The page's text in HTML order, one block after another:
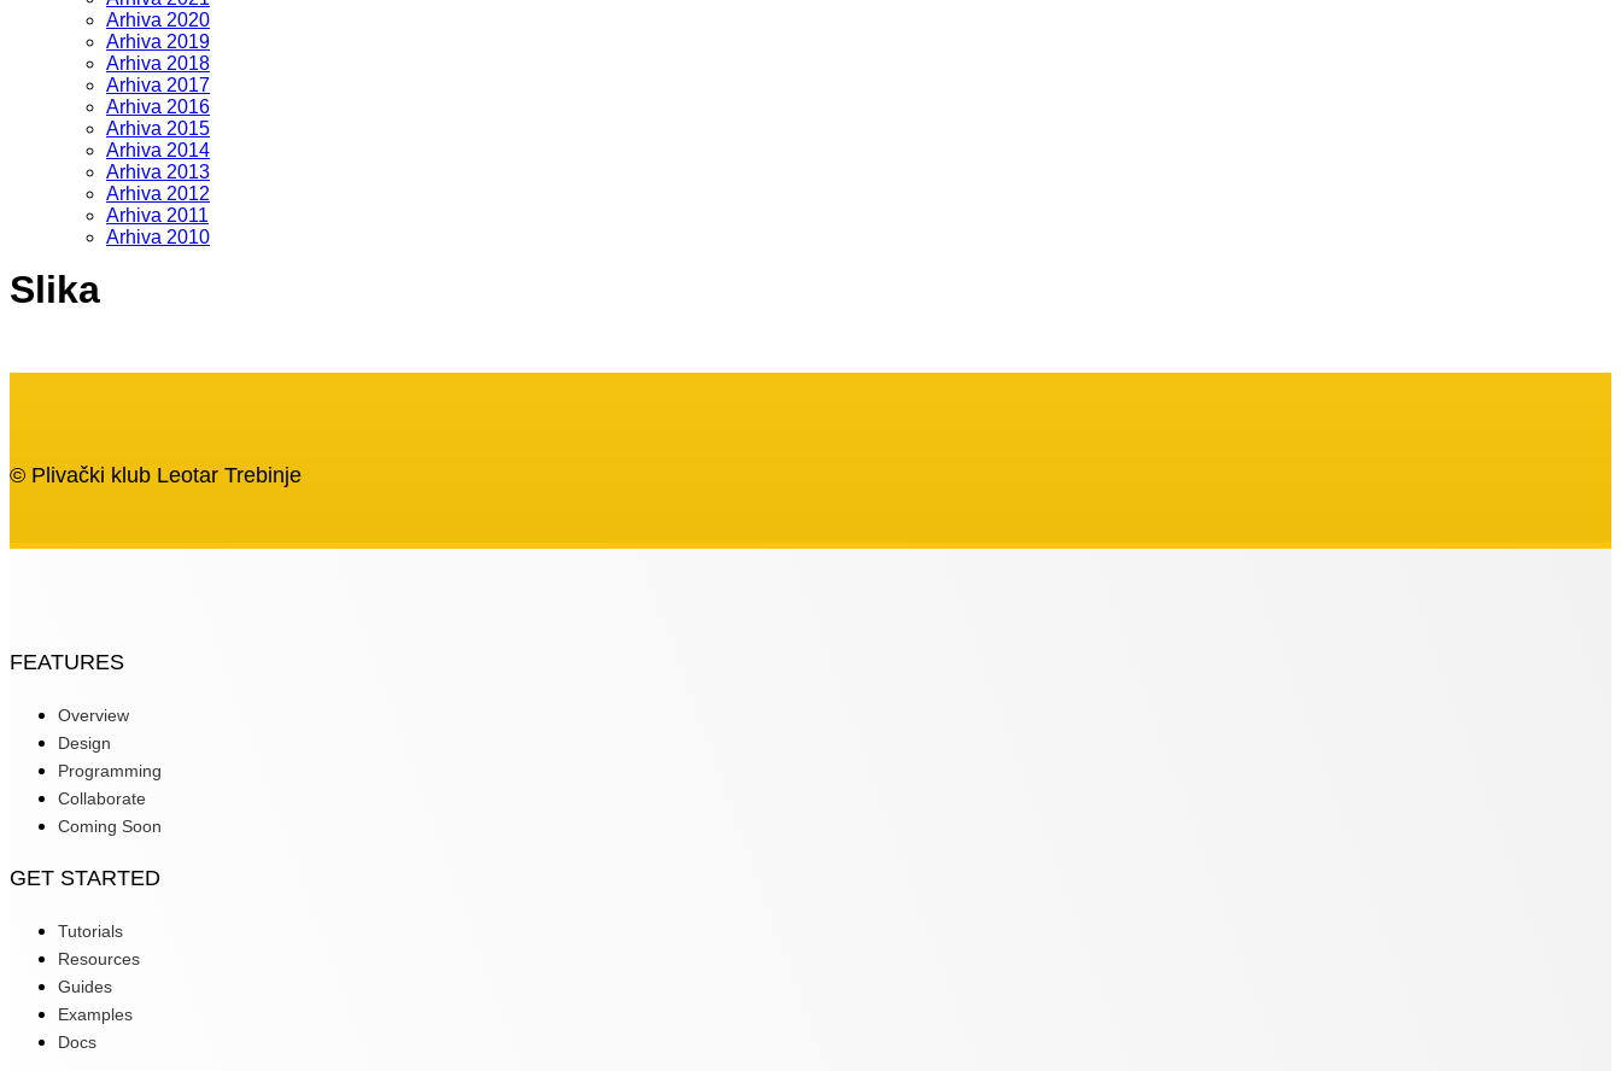
Arhiva 2020
Arhiva 2019
Arhiva 2018
Arhiva 2017
Arhiva 2016
Arhiva 2015
Arhiva 2014
Arhiva 2013
Arhiva 2012
Arhiva 2011
Arhiva 2010
Slika
© Plivački klub Leotar Trebinje
FEATURES
Overview
Design
Programming
Collaborate
Coming Soon
GET STARTED
Tutorials
Resources
Guides
Examples
Docs